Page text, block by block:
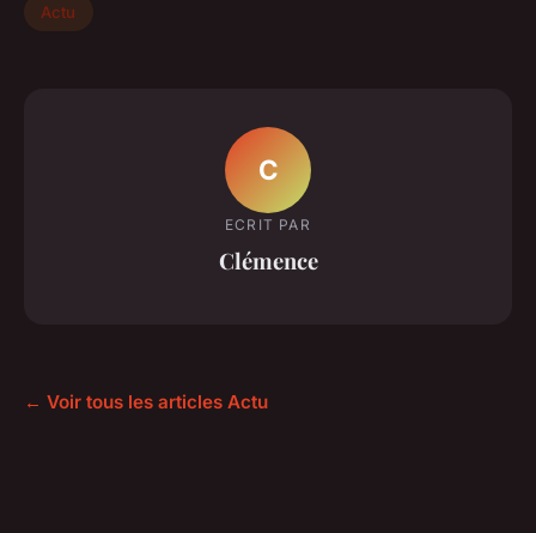
Actu
C
ECRIT PAR
Clémence
← Voir tous les articles Actu